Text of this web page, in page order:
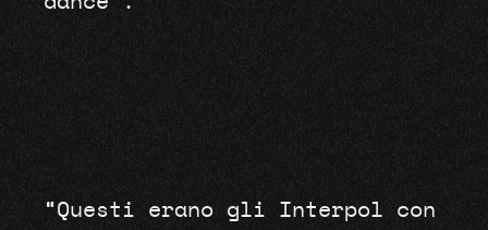
“Questi erano gli Interpol con